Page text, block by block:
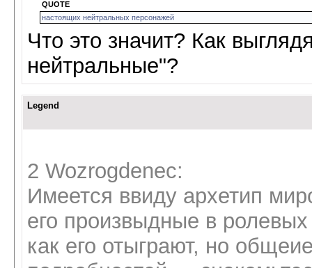
QUOTE
настоящих нейтральных персонажей
Что это значит? Как
нейтральные"?
Legend
2 Wozrogdeneс:
Имеется ввиду архетип
его произвыдные в
как его отыграют, но